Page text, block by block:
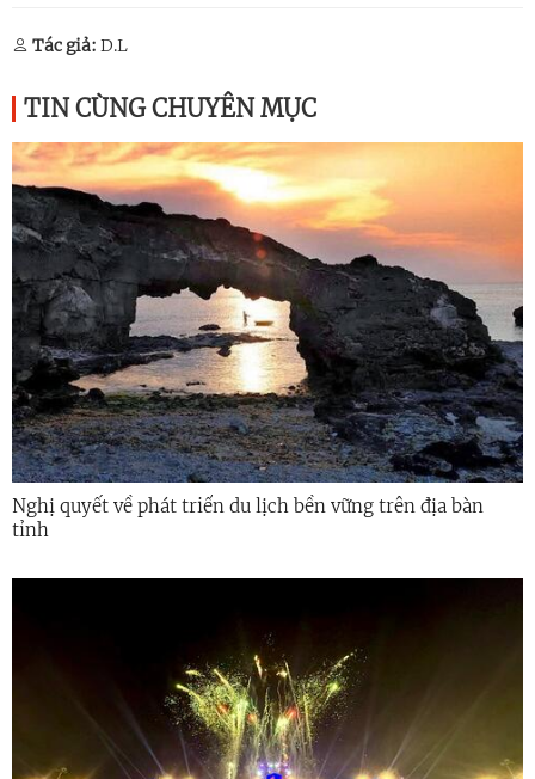
Tác giả: D.L
TIN CÙNG CHUYÊN MỤC
Nghị quyết về phát triển du lịch bền vững trên địa bàn
tỉnh